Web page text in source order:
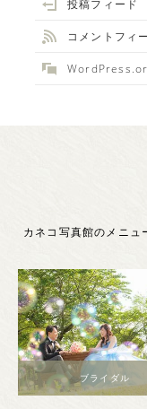
投稿フィード
コメントフィ
カネコ写真館のメニュ
ブライダル